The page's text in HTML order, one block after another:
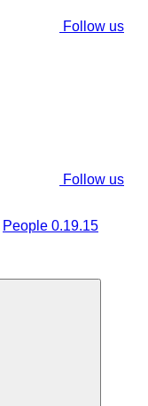
Follow us
Follow us
People 0.19.15